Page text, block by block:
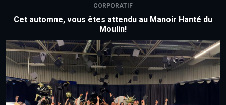
CORPORATIF
Cet automne, vous êtes attendu au Manoir Hanté du
Moulin!